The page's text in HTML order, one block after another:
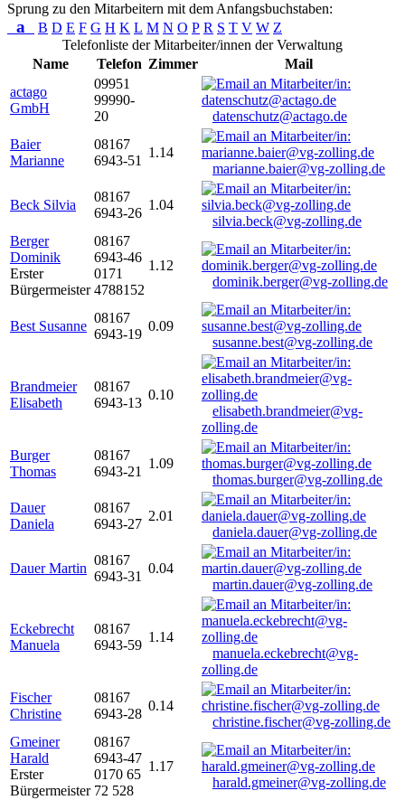
Sprung zu den Mitarbeitern mit dem Anfangsbuchstaben:
a B D E F G H K L M N O P R S T V W Z
Telefonliste der Mitarbeiter/innen der Verwaltung
Name
Telefon Zimmer
Mail
actago
GmbH
09951
99990-
20
datenschutz@actago.de
Baier
Marianne
08167
6943-51
1.14
marianne.baier@vg-zolling.de
Beck Silvia
08167
6943-26
1.04
silvia.beck@vg-zolling.de
Berger
Dominik
Erster
Bürgermeister
08167
6943-46
0171
4788152
1.12
dominik.berger@vg-zolling.de
Best Susanne
08167
6943-19
0.09
susanne.best@vg-zolling.de
Brandmeier
Elisabeth
08167
6943-13
0.10
elisabeth.brandmeier@vg-
zolling.de
Burger
Thomas
08167
6943-21
1.09
thomas.burger@vg-zolling.de
Dauer
Daniela
08167
6943-27
2.01
daniela.dauer@vg-zolling.de
Dauer Martin
08167
6943-31
0.04
martin.dauer@vg-zolling.de
Eckebrecht
Manuela
08167
6943-59
1.14
manuela.eckebrecht@vg-
zolling.de
Fischer
Christine
08167
6943-28
0.14
christine.fischer@vg-zolling.de
Gmeiner
Harald
Erster
Bürgermeister
08167
6943-47
0170 65
72 528
1.17
harald.gmeiner@vg-zolling.de